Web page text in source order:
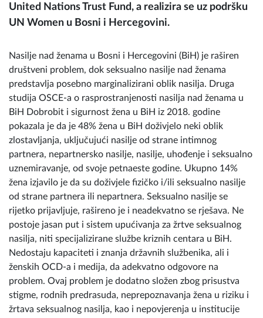
United Nations Trust Fund, a realizira se uz podršku
UN Women u Bosni i Hercegovini.
Nasilje nad ženama u Bosni i Hercegovini (BiH) je raširen
društveni problem, dok seksualno nasilje nad ženama
predstavlja posebno marginalizirani oblik nasilja. Druga
studija OSCE-a o rasprostranjenosti nasilja nad ženama u
BiH Dobrobit i sigurnost žena u BiH iz 2018. godine
pokazala je da je 48% žena u BiH doživjelo neki oblik
zlostavljanja, uključujući nasilje od strane intimnog
partnera, nepartnersko nasilje, nasilje, uhođenje i seksualno
uznemiravanje, od svoje petnaeste godine. Ukupno 14%
žena izjavilo je da su doživjele fizičko i/ili seksualno nasilje
od strane partnera ili nepartnera. Seksualno nasilje se
rijetko prijavljuje, rašireno je i neadekvatno se rješava. Ne
postoje jasan put i sistem upućivanja za žrtve seksualnog
nasilja, niti specijalizirane službe kriznih centara u BiH.
Nedostaju kapaciteti i znanja državnih službenika, ali i
ženskih OCD-a i medija, da adekvatno odgovore na
problem. Ovaj problem je dodatno složen zbog prisustva
stigme, rodnih predrasuda, neprepoznavanja žena u riziku i
žrtava seksualnog nasilja, kao i nepovjerenja u institucije